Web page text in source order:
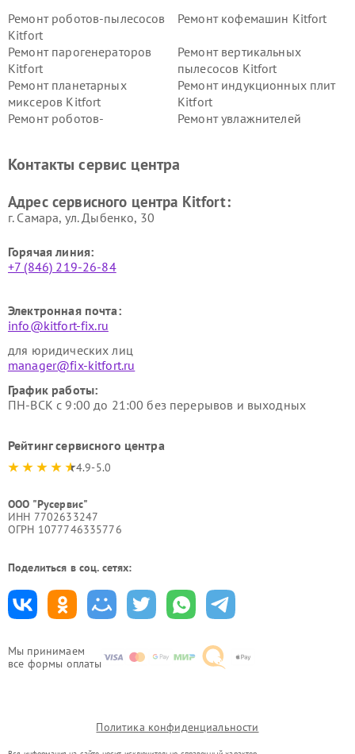
Мы принимаем
все формы оплаты
Ремонт роботов-пылесосов
Kitfort
Ремонт кофемашин Kitfort
Ремонт парогенераторов
Kitfort
Ремонт вертикальных
пылесосов Kitfort
Ремонт планетарных
миксеров Kitfort
Ремонт индукционных плит
Kitfort
Ремонт роботов-
Ремонт увлажнителей
Kitfort
Kitfort
Kitfort
Kitfort
Контакты сервис центра
Адрес сервисного центра Kitfort:
г. Самара, ул. Дыбенко, 30
Горячая линия:
+7 (846) 219-26-84
Электронная почта:
info@kitfort-fix.ru
для юридических лиц
manager@fix-kitfort.ru
График работы:
ПН-ВСК с 9:00 до 21:00 без перерывов и выходных
Рейтинг сервисного центра
4.9-5.0
ООО "Русервис"
ИНН 7702633247
ОГРН 1077746335776
Поделиться в соц. сетях:
Политика конфиденциальности